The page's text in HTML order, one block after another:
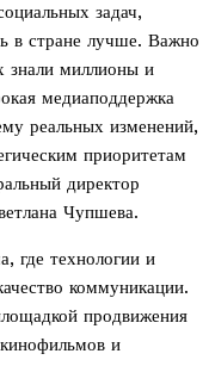
задач,
в стране лучше. Важно
знали миллионы и
медиаподдержка
реальных изменений,
приоритетам
директор
Чупшева.
где технологии и
коммуникации.
продвижения
и